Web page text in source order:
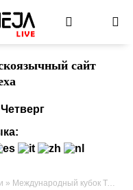
сайт
» Международный кубок Торревьехи расширяет свое предложение за счет гандбола к 2024 году.